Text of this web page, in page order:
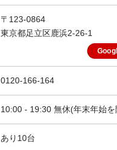
〒123-0864
東京都足立区鹿浜2-26-1
0120-166-164
10:00 - 19:30 無休(年末年始を
あり10台